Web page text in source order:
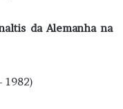
da Alemanha na
1982)